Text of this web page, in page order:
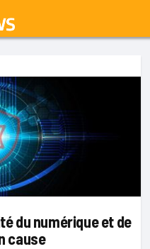
du numérique et de
cause